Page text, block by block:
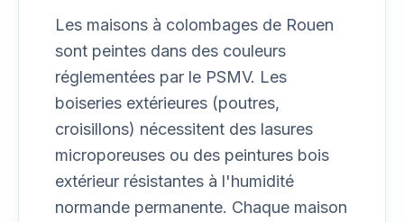
Les maisons à colombages de Rouen
sont peintes dans des couleurs
réglementées par le PSMV. Les
boiseries extérieures (poutres,
croisillons) nécessitent des lasures
microporeuses ou des peintures bois
extérieur résistantes à l'humidité
normande permanente. Chaque maison